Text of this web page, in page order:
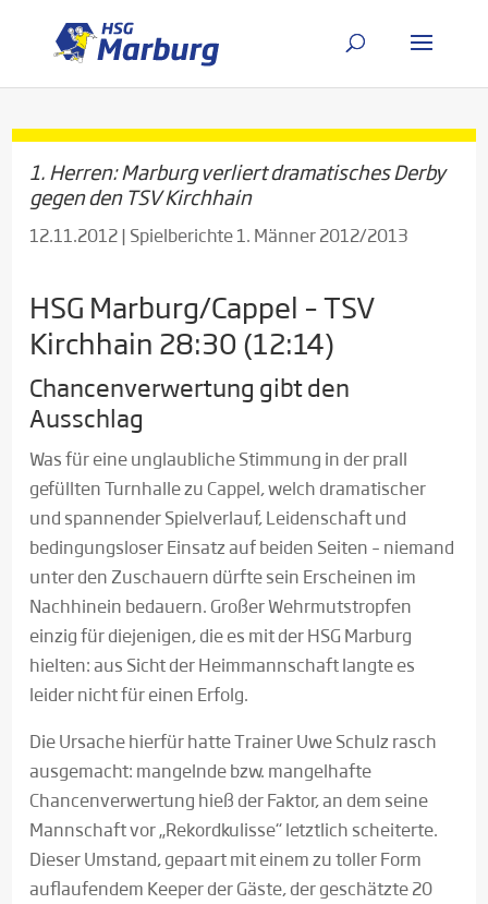
1. Herren: Marburg verliert dramatisches Derby
gegen den TSV Kirchhain
12.11.2012| Spielberichte 1. Männer 2012/2013
HSG Marburg/Cappel – TSV
Kirchhain 28:30 (12:14)
Chancenverwertung gibt den
Ausschlag
Was für eine unglaubliche Stimmung in der prall
gefüllten Turnhalle zu Cappel, welch dramatischer
und spannender Spielverlauf, Leidenschaft und
bedingungsloser Einsatz auf beiden Seiten – niemand
unter den Zuschauern dürfte sein Erscheinen im
Nachhinein bedauern. Großer Wehrmutstropfen
einzig für diejenigen, die es mit der HSG Marburg
hielten: aus Sicht der Heimmannschaft langte es
leider nicht für einen Erfolg.
Die Ursache hierfür hatte Trainer Uwe Schulz rasch
ausgemacht: mangelnde bzw. mangelhafte
Chancenverwertung hieß der Faktor, an dem seine
Mannschaft vor „Rekordkulisse“ letztlich scheiterte.
Dieser Umstand, gepaart mit einem zu toller Form
auflaufendem Keeper der Gäste, der geschätzte 20